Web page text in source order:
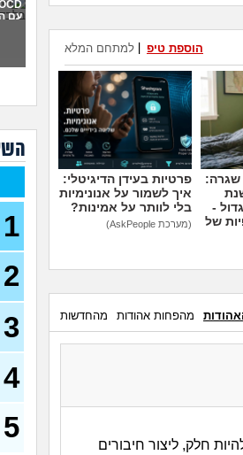
למתחם המלא הוספת טיפ
שגרה:
-
של
פרטיות בעידן הדיגיטלי:
איך לשמור על אנונימיות
בלי לוותר על אמינות?
(מערכת AskPeople)
מהפחות אהודות מהחדשות
חלק, ליצור חיבורים
מה
בת 23)
30)
עם
1
2
3
4
5